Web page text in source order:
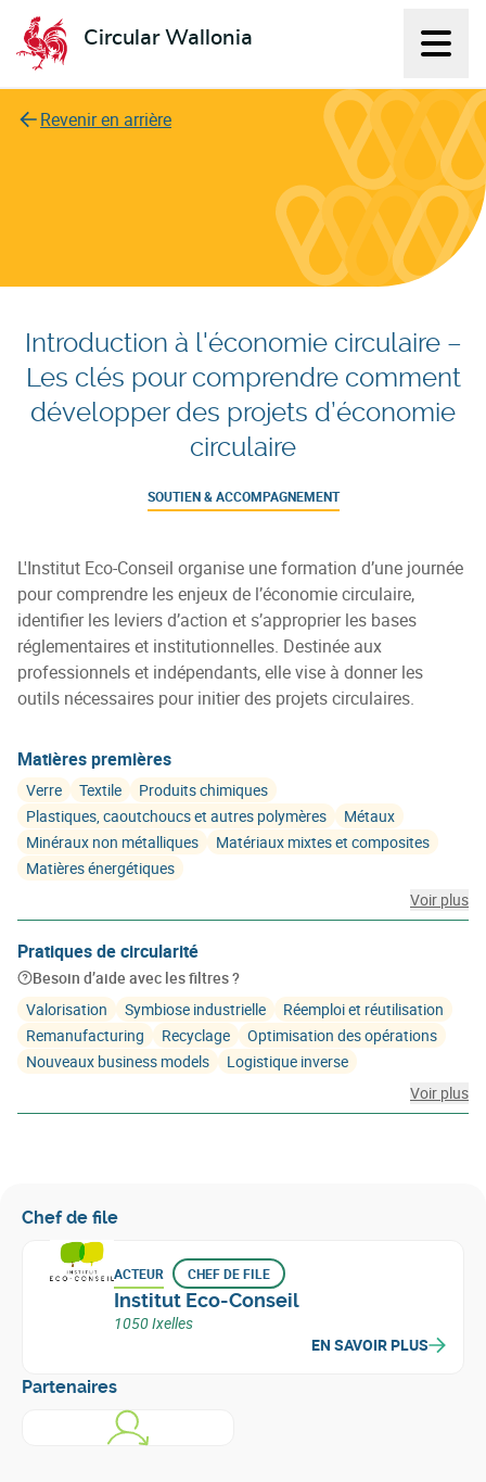
Circular Wallonia
L'économie circulaire
Revenir en arrière
Introduction à l'économie circulaire –
Les clés pour comprendre comment
développer des projets d’économie
circulaire
SOUTIEN & ACCOMPAGNEMENT
L'Institut Eco-Conseil organise une formation d’une journée
pour comprendre les enjeux de l’économie circulaire,
identifier les leviers d’action et s’approprier les bases
réglementaires et institutionnelles. Destinée aux
professionnels et indépendants, elle vise à donner les
outils nécessaires pour initier des projets circulaires.
Matières premières
Verre Textile
Produits chimiques
Plastiques, caoutchoucs et autres polymères
Métaux
Minéraux non métalliques
Matériaux mixtes et composites
Matières énergétiques
Voir plus
Pratiques de circularité
Besoin d’aide avec les filtres ?
Valorisation
Symbiose industrielle
Réemploi et réutilisation
Remanufacturing
Recyclage
Optimisation des opérations
Nouveaux business models
Logistique inverse
Voir plus
Chef de file
ACTEUR CHEF DE FILE
Institut Eco-Conseil
1050 Ixelles
EN SAVOIR PLUS
Partenaires
En savoir plus sur